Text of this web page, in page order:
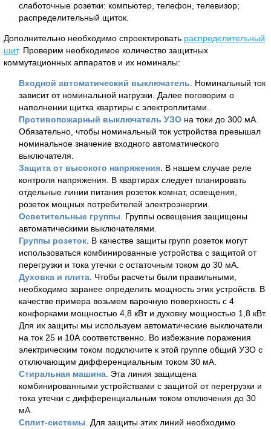
слаботочные розетки: компьютер, телефон, телевизор;
распределительный щиток.
Дополнительно необходимо спроектировать распределительный
щит. Проверим необходимое количество защитных
коммутационных аппаратов и их номиналы:
Входной автоматический выключатель . Номинальный ток
зависит от номинальной нагрузки. Далее поговорим о
наполнении щитка квартиры с электроплитами.
Противопожарный выключатель УЗО на токи до 300 мА.
Обязательно, чтобы номинальный ток устройства превышал
номинальное значение входного автоматического
выключателя.
Защита от высокого напряжения . В нашем случае реле
контроля напряжения. В квартирах следует планировать
отдельные линии питания розеток комнат, освещения,
розеток мощных потребителей электроэнергии.
Осветительные группы . Группы освещения защищены
автоматическими выключателями.
Группы розеток . В качестве защиты групп розеток могут
использоваться комбинированные устройства с защитой от
перегрузки и тока утечки с остаточным током до 30 мА.
Духовка и плита . Чтобы расчеты были правильными,
необходимо заранее определить мощность этих устройств. В
качестве примера возьмем варочную поверхность с 4
конфорками мощностью 4,8 кВт и духовку мощностью 1,8 кВт.
Для их защиты мы используем автоматические выключатели
на ток 25 и 10А соответственно. Во избежание поражения
электрическим током подключите к этой группе общий УЗО с
отключающим дифференциальным током 30 мА.
Стиральная машина . Эта линия защищена
комбинированными устройствами с защитой от перегрузки и
тока утечки с дифференциальным током отключения до 30
мА.
Сплит-системы . Для защиты этих линий необходимо